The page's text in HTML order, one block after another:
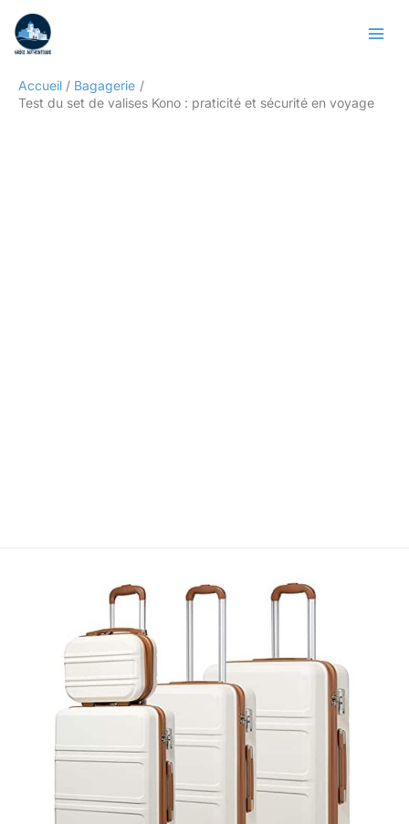
contenu
Accueil
Bagagerie
Test du set de valises Kono : praticité et sécurité en voyage
Rechercher